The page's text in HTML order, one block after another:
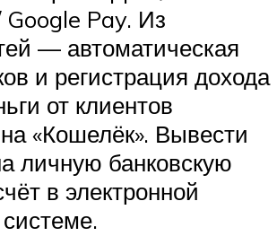
Pay. Из
— автоматическая
и регистрация дохода
от клиентов
«Кошелёк». Вывести
личную банковскую
в электронной